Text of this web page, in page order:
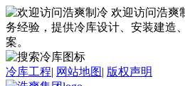
欢迎访问浩爽
务经验，提供冷库设计、安装建造
案。
冷库工程| 网站地图| 版权声明